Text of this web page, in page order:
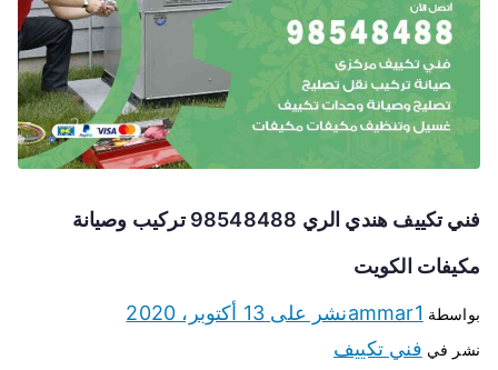
فني تكييف هندي الري 98548488 تركيب وصيانة
مكيفات الكويت
بواسطة ammar1نشر على 13 أكتوبر، 2020
نشر في فني تكييف